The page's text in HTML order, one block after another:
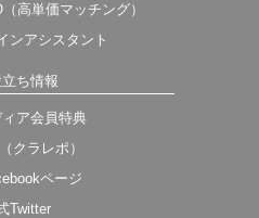
高単価マッチング）
ンアシスタント
ち情報
ア会員特典
クラレポ）
ページ
Twitter